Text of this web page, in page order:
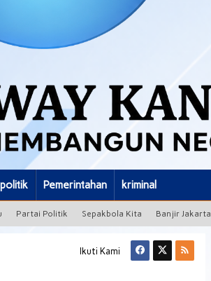
politik Pemerintahan kriminal
Partai Politik Sepakbola Kita Banjir Jakarta
Ikuti Kami